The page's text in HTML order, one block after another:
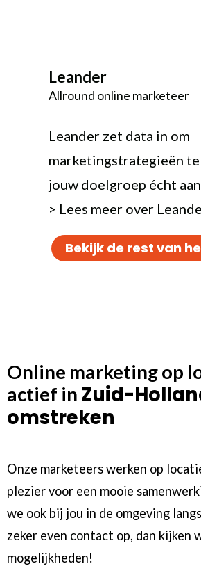
Leander
Allround online marketeer
Leander zet data in om
marketingstrategieën
jouw doelgroep écht
> Lees meer over
Bekijk de rest van
Online marketing op
actief in Zuid-
omstreken
Onze marketeers werken op
plezier voor een mooie
we ook bij jou in de omgeving
zeker even contact op, dan kijken
mogelijkheden!